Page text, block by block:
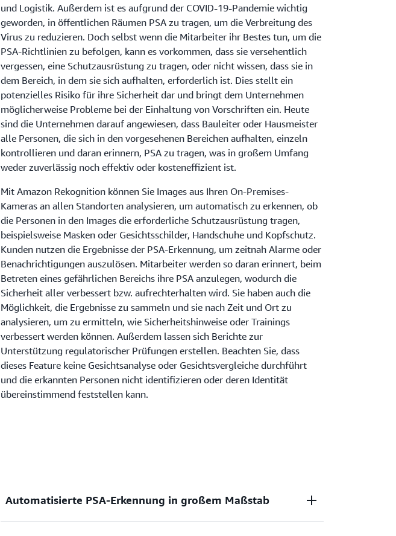
und Logistik. Außerdem ist es aufgrund der COVID-19-Pandemie wichtig
geworden, in öffentlichen Räumen PSA zu tragen, um die Verbreitung des
Virus zu reduzieren. Doch selbst wenn die Mitarbeiter ihr Bestes tun, um die
PSA-Richtlinien zu befolgen, kann es vorkommen, dass sie versehentlich
vergessen, eine Schutzausrüstung zu tragen, oder nicht wissen, dass sie in
dem Bereich, in dem sie sich aufhalten, erforderlich ist. Dies stellt ein
potenzielles Risiko für ihre Sicherheit dar und bringt dem Unternehmen
möglicherweise Probleme bei der Einhaltung von Vorschriften ein. Heute
sind die Unternehmen darauf angewiesen, dass Bauleiter oder Hausmeister
alle Personen, die sich in den vorgesehenen Bereichen aufhalten, einzeln
kontrollieren und daran erinnern, PSA zu tragen, was in großem Umfang
weder zuverlässig noch effektiv oder kosteneffizient ist.
Mit Amazon Rekognition können Sie Images aus Ihren On-Premises-
Kameras an allen Standorten analysieren, um automatisch zu erkennen, ob
die Personen in den Images die erforderliche Schutzausrüstung tragen,
beispielsweise Masken oder Gesichtsschilder, Handschuhe und Kopfschutz.
Kunden nutzen die Ergebnisse der PSA-Erkennung, um zeitnah Alarme oder
Benachrichtigungen auszulösen. Mitarbeiter werden so daran erinnert, beim
Betreten eines gefährlichen Bereichs ihre PSA anzulegen, wodurch die
Sicherheit aller verbessert bzw. aufrechterhalten wird. Sie haben auch die
Möglichkeit, die Ergebnisse zu sammeln und sie nach Zeit und Ort zu
analysieren, um zu ermitteln, wie Sicherheitshinweise oder Trainings
verbessert werden können. Außerdem lassen sich Berichte zur
Unterstützung regulatorischer Prüfungen erstellen. Beachten Sie, dass
dieses Feature keine Gesichtsanalyse oder Gesichtsvergleiche durchführt
und die erkannten Personen nicht identifizieren oder deren Identität
übereinstimmend feststellen kann.
Automatisierte PSA-Erkennung in großem Maßstab